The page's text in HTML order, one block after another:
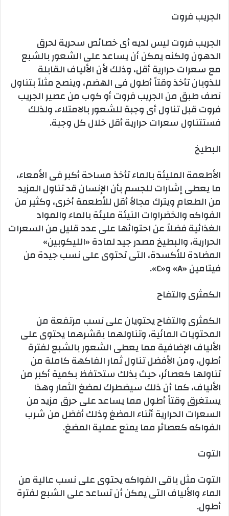
الجريب فروت
الجريب فروت ليس لديه أى خصائص سحرية لحرق
الدهون ولكنه يمكن أن يساعد على الشعور بالشبع
مع سعرات حرارية أقل، وذلك لأن الألياف القابلة
للذوبان تأخذ وقتاً أطول فى الهضم، وينصح مثلاً بتناول
نصف طبق من الجريب فروت أو كوب من عصير الجريب
فروت قبل تناول أى وجبة للشعور بالامتلاء، ولذلك
فستتناول سعرات حرارية أقل خلال كل وجبة.
البطيخ
الأطعمة المليئة بالماء تأخذ مساحة أكبر فى الأمعاء،
ما يعطى إشارات للجسم بأن الإنسان قد تناول المزيد
من الطعام ويترك مجالاً أقل للأطعمة أخرى، وكثير من
الفواكه والخضراوات النيئة مليئة بالماء والمواد
الغذائية فضلاً عن احتوائها على عدد قليل من السعرات
الحرارية، والبطيخ مصدر جيد لمادة «الليكوبين»
المضادة للأكسدة، التى تحتوى على نسب جيدة من
فيتامين «A» و«C».
الكمثرى والتفاح
الكمثرى والتفاح يحتويان على نسب مرتفعة من
المحتويات المائية، وتناولهما بقشرهما يحتوى على
الألياف الإضافية مما يعطى الشعور بالشبع لفترة
أطول، ومن الأفضل تناول ثمار الفاكهة كاملة من
تناولها كعصائر، حيث بذلك ستحتفظ بكمية أكبر من
الألياف، كما أن ذلك سيضطرك لمضغ الثمار وهذا
يستغرق وقتاً أطول مما يساعد على حرق مزيد من
السعرات الحرارية أثناء المضغ وذلك أفضل من شرب
الفواكه كعصائر مما يمنع عملية المضغ.
التوت
التوت مثل باقى الفواكه يحتوى على نسب عالية من
الماء والألياف التى يمكن أن تساعد على الشبع لفترة
أطول.